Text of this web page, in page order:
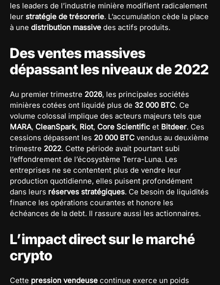
les leaders de l’industrie minière modifient radicalement
leur stratégie de trésorerie. L’accumulation cède la place
à une distribution massive des actifs produits.
Des ventes massives
dépassant les niveaux de 2022
Au premier trimestre 2026, les principales sociétés
minières cotées ont liquidé plus de 32 000 BTC. Ce
volume colossal implique des acteurs majeurs tels que
MARA, CleanSpark, Riot, Core Scientific et Bitdeer. Ces
cessions dépassent les 20 000 BTC vendus au deuxième
trimestre 2022. Cette période avait pourtant subi
l’effondrement de l’écosystème Terra-Luna. Les
entreprises ne se contentent plus de vendre leur
production quotidienne, elles puisent profondément
dans leurs réserves stratégiques. Ce besoin de liquidités
finance les opérations courantes et honore les
échéances de la debt. Il rassure aussi les actionnaires.
L’impact direct sur le marché
crypto
Cette pression vendeuse continue exerce un poids